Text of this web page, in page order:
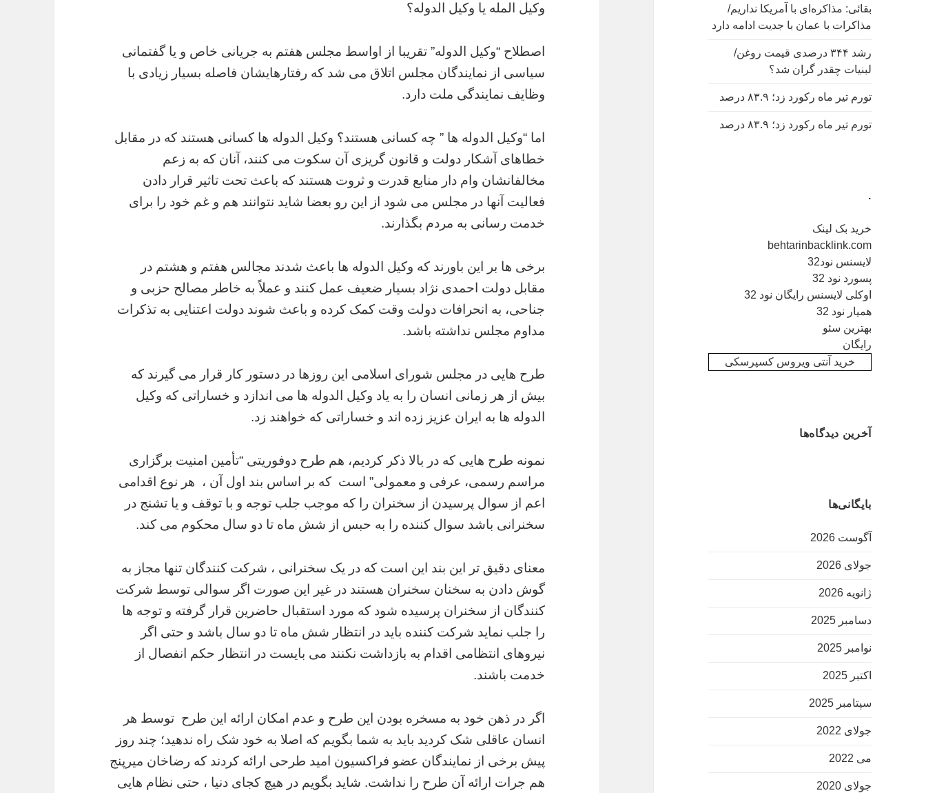
بقائی: مذاکره‌ای با آمریکا نداریم/
مذاکرات با عمان با جدیت ادامه دارد
رشد ۳۴۴ درصدی قیمت روغن/
لبنیات چقدر گران شد؟
تورم تیر ماه رکورد زد؛ ۸۳.۹ درصد
تورم تیر ماه رکورد زد؛ ۸۳.۹ درصد
.
خرید بک لینک
behtarinbacklink.com
لایسنس نود32
پسورد نود 32
اوکلی لایسنس رایگان نود 32
همیار نود 32
بهترین سئو
رایگان
خرید آنتی ویروس کسپرسکی
آخرین دیدگاه‌ها
بایگانی‌ها
آگوست 2026
جولای 2026
ژانویه 2026
دسامبر 2025
نوامبر 2025
اکتبر 2025
سپتامبر 2025
جولای 2022
می 2022
جولای 2020
وکیل المله یا وکیل الدوله؟
اصطلاح “وکیل الدوله” تقریبا از اواسط مجلس هفتم به جریانی خاص و یا گفتمانی
سیاسی از نمایندگان مجلس اتلاق می شد که رفتارهایشان فاصله بسیار زیادی با
وظایف نمایندگی ملت دارد.
اما “وکیل الدوله ها ” چه کسانی هستند؟ وکیل الدوله ها کسانی هستند که در مقابل
خطاهای آشکار دولت و قانون گریزی آن سکوت می کنند، آنان که به زعم
مخالفانشان وام دار منابع قدرت و ثروت هستند که باعث تحت تاثیر قرار دادن
فعالیت آنها در مجلس می شود از این رو بعضا شاید نتوانند هم و غم خود را برای
خدمت رسانی به مردم بگذارند.
برخی ها بر این باورند که وکیل الدوله ها باعث شدند مجالس هفتم و هشتم در
مقابل دولت احمدی نژاد بسیار ضعیف عمل کنند و عملاً به خاطر مصالح حزبی و
جناحی، به انحرافات دولت وقت کمک کرده و باعث شوند دولت اعتنایی به تذکرات
مداوم مجلس نداشته باشد.
طرح هایی در مجلس شورای اسلامی این روزها در دستور کار قرار می گیرند که
بیش از هر زمانی انسان را به یاد وکیل الدوله ها می اندازد و خساراتی که وکیل
الدوله ها به ایران عزیز زده اند و خساراتی که خواهند زد.
نمونه طرح هایی که در بالا ذکر کردیم، هم طرح دوفوریتی “تأمین امنیت برگزاری
مراسم رسمی، عرفی و معمولی” است که بر اساس بند اول آن ، هر نوع اقدامی
اعم از سوال پرسیدن از سخنران را که موجب جلب توجه و با توقف و یا تشنج در
سخنرانی باشد سوال کننده را به حبس از شش ماه تا دو سال محکوم می کند.
معنای دقیق تر این بند این است که در یک سخنرانی ، شرکت کنندگان تنها مجاز به
گوش دادن به سخنان سخنران هستند در غیر این صورت اگر سوالی توسط شرکت
کنندگان از سخنران پرسیده شود که مورد استقبال حاضرین قرار گرفته و توجه ها
را جلب نماید شرکت کننده باید در انتظار شش ماه تا دو سال باشد و حتی اگر
نیروهای انتظامی اقدام به بازداشت نکنند می بایست در انتظار حکم انفصال از
خدمت باشند.
اگر در ذهن خود به مسخره بودن این طرح و عدم امکان ارائه این طرح توسط هر
انسان عاقلی شک کردید باید به شما بگویم که اصلا به خود شک راه ندهید؛ چند روز
پیش برخی از نمایندگان عضو فراکسیون امید طرحی ارائه کردند که رضاخان میرپنج
هم جرات ارائه آن طرح را نداشت. شاید بگویم در هیچ کجای دنیا ، حتی نظام هایی